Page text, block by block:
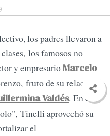
los padres llevaron a
los famosos no
y empresarioMarcelo
fruto de su relación
Valdés. En el
Tinelli aprovechó su
el